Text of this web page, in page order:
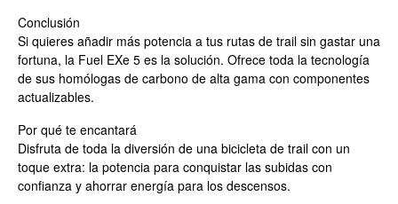
Conclusión
Si quieres añadir más potencia a tus rutas de trail sin gastar una
fortuna, la Fuel EXe 5 es la solución. Ofrece toda la tecnología
de sus homólogas de carbono de alta gama con componentes
actualizables.
Por qué te encantará
Disfruta de toda la diversión de una bicicleta de trail con un
toque extra: la potencia para conquistar las subidas con
confianza y ahorrar energía para los descensos.